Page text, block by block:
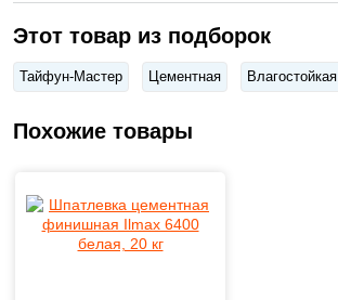
Этот товар из подборок
Тайфун-Мастер Цементная Влагостойкая
Похожие товары